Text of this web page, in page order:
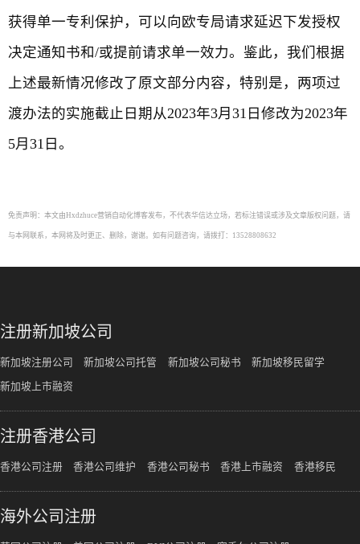
获得单一专利保护，可以向欧专局请求延迟下发授权
决定通知书和/或提前请求单一效力。鉴此，我们根据
上述最新情况修改了原文部分内容，特别是，两项过
渡办法的实施截止日期从2023年3月31日修改为2023年
5月31日。
免责声明：本文由Hxdzhuce营销自动化博客发布，不代表华信达立场，若标注错误或涉及文章版权问题，请
与本网联系，本网将及时更正、删除，谢谢。如有问题咨询，请拨打：13528808632
注册新加坡公司
新加坡注册公司 新加坡公司托管 新加坡公司秘书 新加坡移民留学
新加坡上市融资
注册香港公司
香港公司注册 香港公司维护 香港公司秘书 香港上市融资 香港移民
海外公司注册